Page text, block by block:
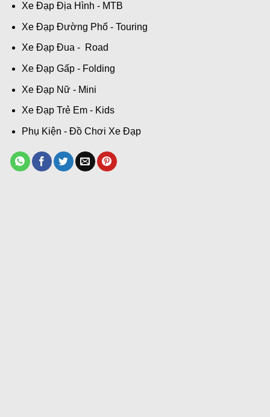
Xe Đạp Địa Hình - MTB
Xe Đạp Đường Phố - Touring
Xe Đạp Đua - Road
Xe Đạp Gấp - Folding
Xe Đạp Nữ - Mini
Xe Đạp Trẻ Em - Kids
Phụ Kiện - Đồ Chơi Xe Đạp